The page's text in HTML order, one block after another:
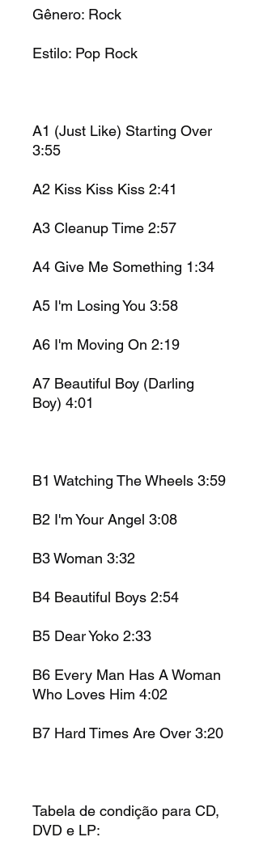
Gênero: Rock
Estilo: Pop Rock
A1 (Just Like) Starting Over
3:55
A2 Kiss Kiss Kiss 2:41
A3 Cleanup Time 2:57
A4 Give Me Something 1:34
A5 I'm Losing You 3:58
A6 I'm Moving On 2:19
A7 Beautiful Boy (Darling
Boy) 4:01
B1 Watching The Wheels 3:59
B2 I'm Your Angel 3:08
B3 Woman 3:32
B4 Beautiful Boys 2:54
B5 Dear Yoko 2:33
B6 Every Man Has A Woman
Who Loves Him 4:02
B7 Hard Times Are Over 3:20
Tabela de condição para CD,
DVD e LP: